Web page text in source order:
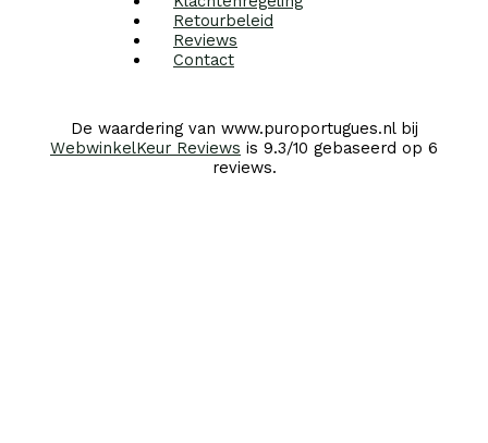
Retourbeleid
Reviews
Contact
De waardering van www.puroportugues.nl bij
WebwinkelKeur Reviews is 9.3/10 gebaseerd op 6
reviews.